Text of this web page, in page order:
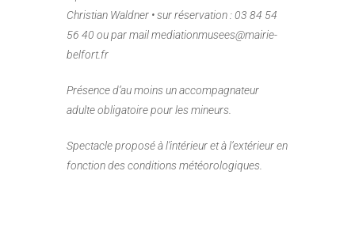
Christian Waldner • sur réservation : 03 84 54
56 40 ou par mail mediationmusees@mairie-
belfort.fr
Présence d’au moins un accompagnateur
adulte obligatoire pour les mineurs.
Spectacle proposé à l’intérieur et à l’extérieur en
fonction des conditions météorologiques.